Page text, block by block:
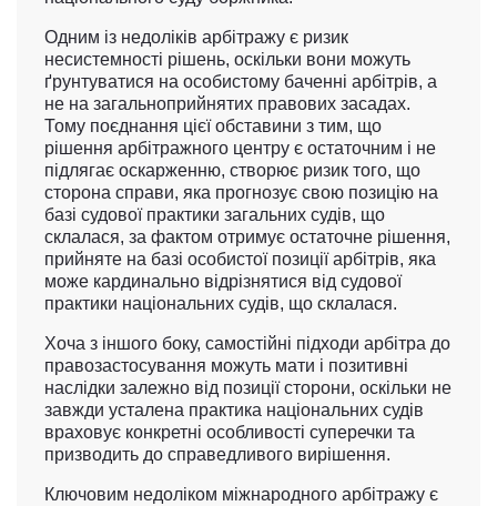
Одним із недоліків арбітражу є ризик
несистемності рішень, оскільки вони можуть
ґрунтуватися на особистому баченні арбітрів, а
не на загальноприйнятих правових засадах.
Тому поєднання цієї обставини з тим, що
рішення арбітражного центру є остаточним і не
підлягає оскарженню, створює ризик того, що
сторона справи, яка прогнозує свою позицію на
базі судової практики загальних судів, що
склалася, за фактом отримує остаточне рішення,
прийняте на базі особистої позиції арбітрів, яка
може кардинально відрізнятися від судової
практики національних судів, що склалася.
Хоча з іншого боку, самостійні підходи арбітра до
правозастосування можуть мати і позитивні
наслідки залежно від позиції сторони, оскільки не
завжди усталена практика національних судів
враховує конкретні особливості суперечки та
призводить до справедливого вирішення.
Ключовим недоліком міжнародного арбітражу є